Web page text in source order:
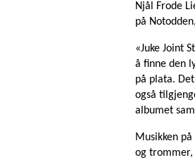
Njål Frode
på
«Juke Joint
å finne den
på plata.
også
albumet
Musikken
og trommer,